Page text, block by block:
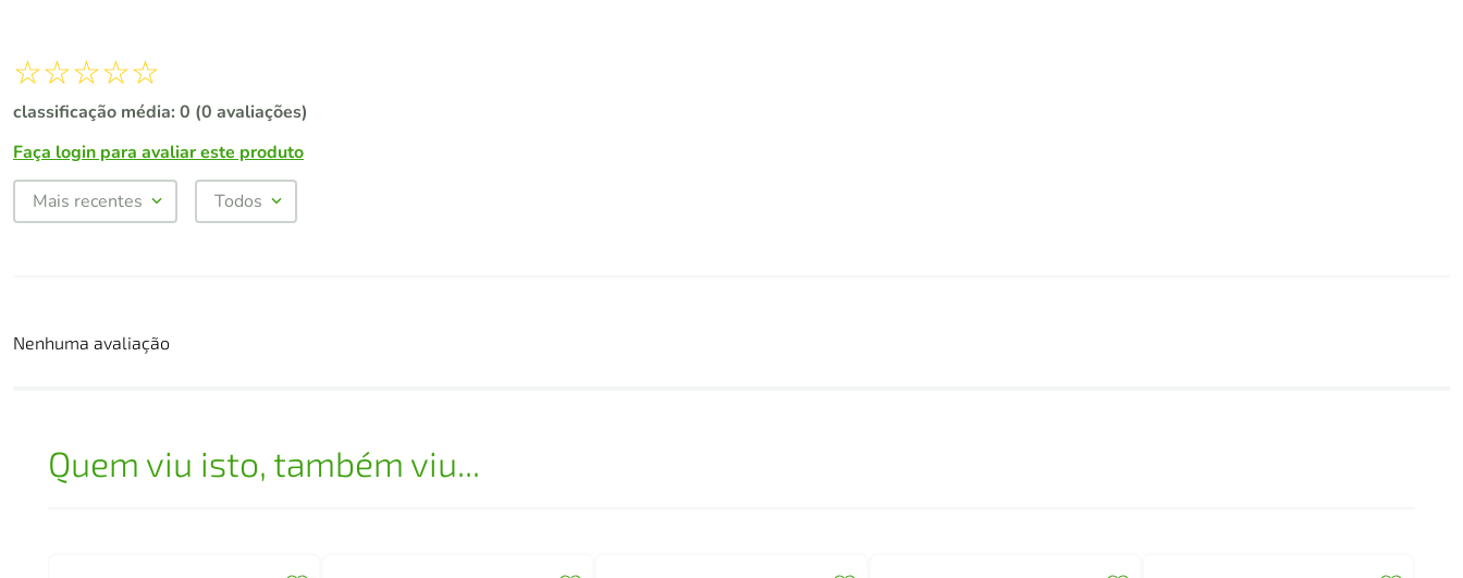
☆☆☆☆☆
classificação média: 0 (0 avaliações)
Faça login para avaliar este produto
Mais recentes Todos
Nenhuma avaliação
Quem viu isto, também viu...